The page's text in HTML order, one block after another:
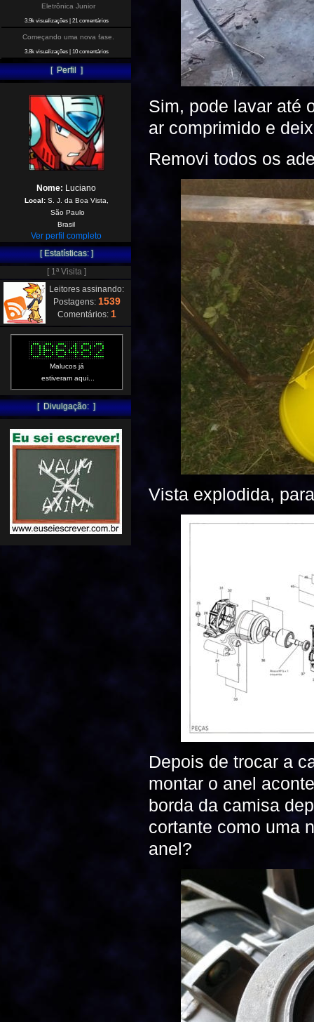
Sim, pode lavar até
ar comprimido e
Removi todos os
Vista explodida,
Depois de trocar a
montar o anel
borda da camisa
cortante como uma
anel?
Eletrônica Junior
3.9k visualizações| 21 comentários
Começando uma nova fase.
3.8k visualizações| 10 comentários
[ Perfil ]
Nome: Luciano
Local:S. J. da Boa Vista,
São Paulo
Brasil
Ver perfil completo
[ Estatísticas: ]
[ 1ª Visita ]
Leitores assinando:
Postagens: 1539
Comentários: 1
Malucos já
estiveram aqui...
[ Divulgação: ]